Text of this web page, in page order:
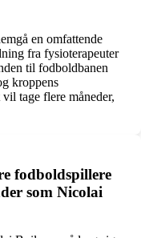
en omfattende
fra fysioterapeuter
til fodboldbanen
kroppens
tage flere måneder,
fodboldspillere
som Nicolai